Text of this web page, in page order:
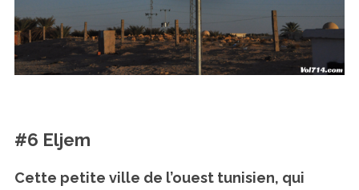
#6 Eljem
Cette petite ville de l’ouest tunisien, qui